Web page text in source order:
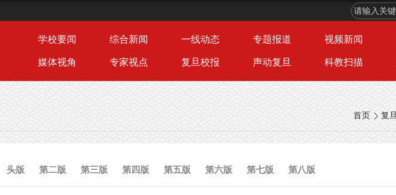
学校要闻 综合新闻 一线动态 专题报道 视频新闻
媒体视角 专家视点 复旦校报 声动复旦 科教扫描
首页 复
头版 第二版 第三版 第四版 第五版 第六版 第七版 第八版